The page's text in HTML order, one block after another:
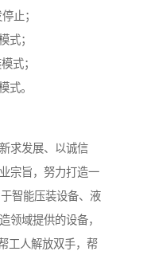
止；
；
式；
。
求发展、以诚信
宗旨，努力打造一
智能压装设备、液
领域提供的设备，
工人解放双手，帮